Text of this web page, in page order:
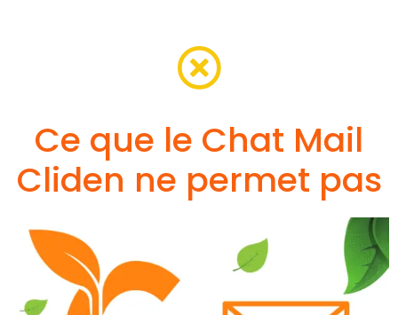
Ce que le Chat Mail
Cliden ne permet pas